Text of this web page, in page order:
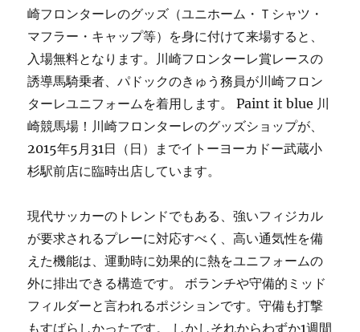
崎フロンターレのグッズ（ユニホーム・Ｔシャツ・
マフラー・キャップ等）を身に付けて来場すると、
入場無料となります。川崎フロンターレ賞レースの
誘導馬騎乗者、パドックのきゅう務員が川崎フロン
ターレユニフォームを着用します。 Paint it blue 川
崎競馬場！川崎フロンターレのグッズショップが、
2015年5月31日（日）までイトーヨーカドー武蔵小
杉駅前店に臨時出店しています。
現代サッカーのトレンドでもある、強いフィジカル
が要求されるプレーに対応すべく、高い通気性を備
えた機能は、運動時に効果的に熱をユニフォームの
外に排出できる構造です。 ボランチや守備的ミッド
フィルダーと言われるポジションです。守備も打撃
もすばらしかったです。 しかしそれからわずか1週間